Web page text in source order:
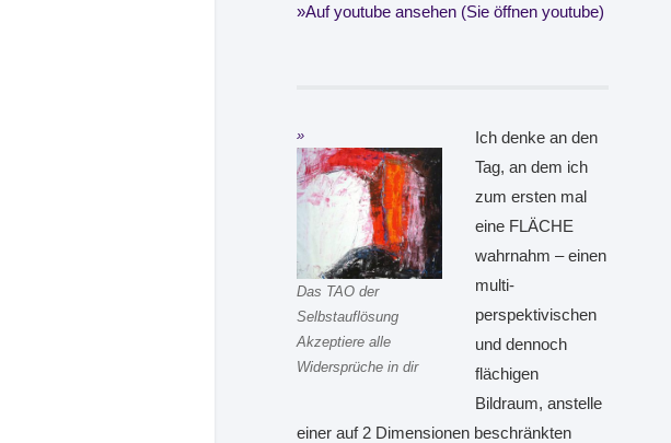
Auf youtube ansehen (Sie öffnen youtube)
Das TAO der
Selbstauflösung
Akzeptiere alle
Widersprüche in dir
Ich denke an den
Tag, an dem ich
zum ersten mal
eine FLÄCHE
wahrnahm – einen
multi-
perspektivischen
und dennoch
flächigen
Bildraum, anstelle
einer auf 2 Dimensionen beschränkten